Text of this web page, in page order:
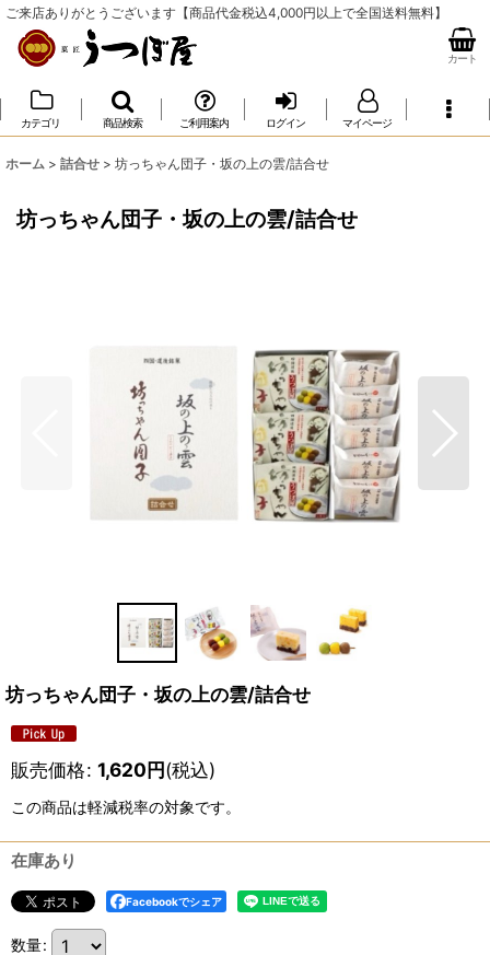
ご来店ありがとうございます【商品代金税込4,000円以上で全国送料無料】
カート
カテゴリ 商品検索 ご利用案内 ログイン マイページ
ホーム > 詰合せ > 坊っちゃん団子・坂の上の雲/詰合せ
坊っちゃん団子・坂の上の雲/詰合せ
坊っちゃん団子・坂の上の雲/詰合せ
販売価格: 1,620円(税込)
この商品は軽減税率の対象です。
在庫あり
Facebookでシェア
数量: